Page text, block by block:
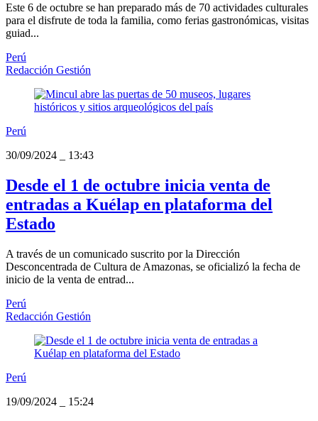
Este 6 de octubre se han preparado más de 70 actividades culturales
para el disfrute de toda la familia, como ferias gastronómicas, visitas
guiad...
Perú
Redacción Gestión
Perú
30/09/2024
13:43
Desde el 1 de octubre inicia venta de
entradas a Kuélap en plataforma del
Estado
A través de un comunicado suscrito por la Dirección
Desconcentrada de Cultura de Amazonas, se oficializó la fecha de
inicio de la venta de entrad...
Perú
Redacción Gestión
Perú
19/09/2024
15:24